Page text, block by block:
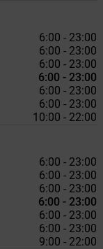
6:00 - 23:00
6:00 - 23:00
6:00 - 23:00
6:00 - 23:00
6:00 - 23:00
6:00 - 23:00
10:00 - 22:00
6:00 - 23:00
6:00 - 23:00
6:00 - 23:00
6:00 - 23:00
6:00 - 23:00
6:00 - 23:00
9:00 - 22:00